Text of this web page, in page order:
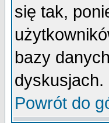
się tak,
bazy
dyskusjach.
Powrót do